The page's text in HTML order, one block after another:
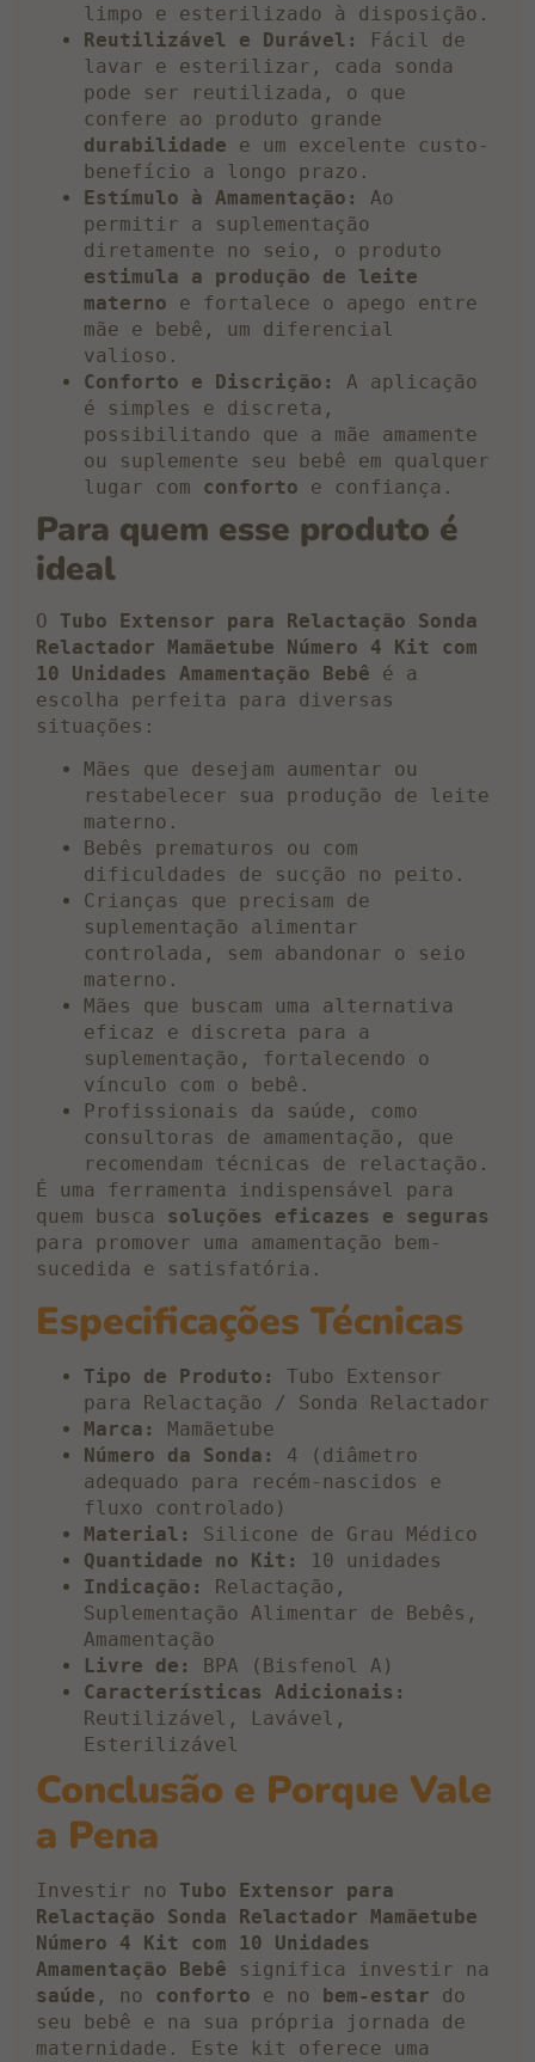
limpo e esterilizado à disposição.
Reutilizável e Durável:
Fácil de
lavar e esterilizar, cada sonda
pode ser reutilizada, o que
confere ao produto grande
durabilidade e um excelente custo-
benefício a longo prazo.
Estímulo à Amamentação:
Ao
permitir a suplementação
diretamente no seio, o produto
estimula a produção de leite
materno e fortalece o apego entre
mãe e bebê, um diferencial
valioso.
Conforto e Discrição:
A aplicação
é simples e discreta,
possibilitando que a mãe amamente
ou suplemente seu bebê em qualquer
lugar com conforto e confiança.
Para quem esse produto é
ideal
O Tubo Extensor para Relactação Sonda
Relactador Mamãetube Número 4 Kit com
10 Unidades Amamentação Bebê é a
escolha perfeita para diversas
situações:
Mães que desejam aumentar ou
restabelecer sua produção de leite
materno.
Bebês prematuros ou com
dificuldades de sucção no peito.
Crianças que precisam de
suplementação alimentar
controlada, sem abandonar o seio
materno.
Mães que buscam uma alternativa
eficaz e discreta para a
suplementação, fortalecendo o
vínculo com o bebê.
Profissionais da saúde, como
consultoras de amamentação, que
recomendam técnicas de relactação.
É uma ferramenta indispensável para
quem busca soluções eficazes e seguras
para promover uma amamentação bem-
sucedida e satisfatória.
Especificações Técnicas
Tipo de Produto:
Tubo Extensor
para Relactação / Sonda Relactador
Marca:
Mamãetube
Número da Sonda:
4 (diâmetro
adequado para recém-nascidos e
fluxo controlado)
Material:
Silicone de Grau Médico
Quantidade no Kit:
10 unidades
Indicação:
Relactação,
Suplementação Alimentar de Bebês,
Amamentação
Livre de:
BPA (Bisfenol A)
Características Adicionais:
Reutilizável, Lavável,
Esterilizável
Conclusão e Porque Vale
a Pena
Investir no Tubo Extensor para
Relactação Sonda Relactador Mamãetube
Número 4 Kit com 10 Unidades
Amamentação Bebê significa investir na
saúde , no conforto e no bem-estar do
seu bebê e na sua própria jornada de
maternidade. Este kit oferece uma